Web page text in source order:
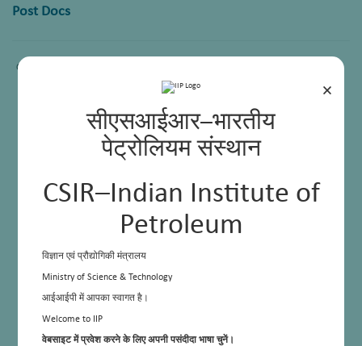
×
सीएसआईआर–भारतीय
पेट्रोलियम संस्थान
CSIR–Indian Institute of
Petroleum
विज्ञान एवं प्रौद्योगिकी मंत्रालय
Ministry of Science & Technology
आईआईपी में आपका स्वागत है।
Welcome to IIP
वेबसाइट में प्रवेश करने के लिए अपनी पसंदीदा भाषा चुनें।
Post Docs
Comming Soon.